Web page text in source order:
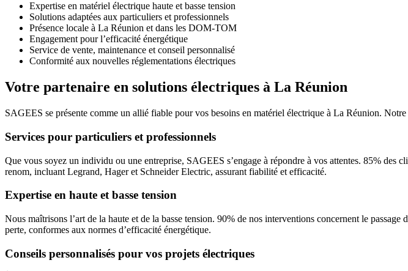
Expertise en matériel électrique haute et basse tension
Solutions adaptées aux particuliers et professionnels
Présence locale à La Réunion et dans les DOM-TOM
Engagement pour l’efficacité énergétique
Service de vente, maintenance et conseil personnalisé
Conformité aux nouvelles réglementations électriques
Votre partenaire en solutions électriques à La Réunion
SAGEES se présente comme un allié fiable pour vos besoins en matériel électrique à La Réunion.
Services pour particuliers et professionnels
Que vous soyez un individu ou une entreprise, SAGEES s’engage à répondre à vos attentes. 85% des
renom, incluant Legrand, Hager et Schneider Electric, assurant fiabilité et efficacité.
Expertise en haute et basse tension
Nous maîtrisons l’art de la haute et de la basse tension. 90% de nos interventions concernent le
perte, conformes aux normes d’efficacité énergétique.
Conseils personnalisés pour vos projets électriques